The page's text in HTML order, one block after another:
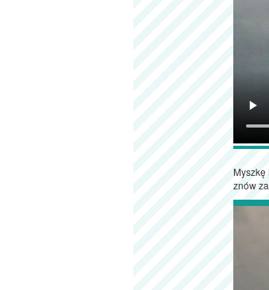
znów